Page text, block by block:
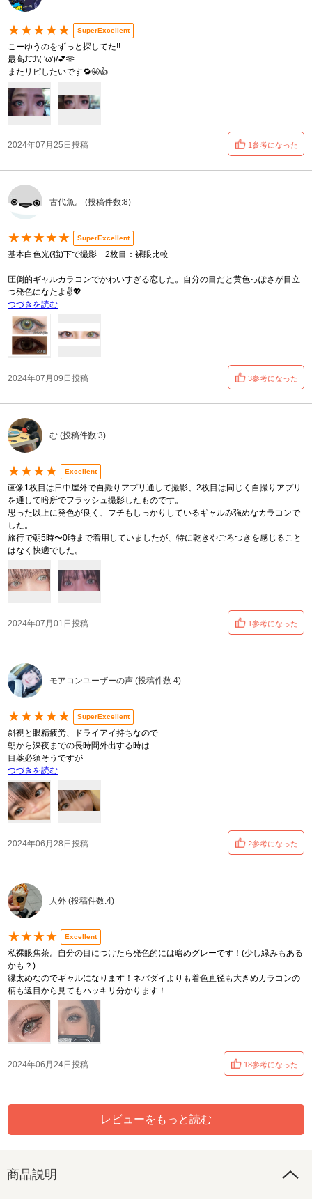
★★★★★ SuperExcellent
こーゆうのをずっと探してた!!
最高⤴⤴⤴\( 'ω')/💕🫶
またリピしたいです🔁🤩👍
2024年07月25日投稿 1参考になった
古代魚。 (投稿件数:8)
★★★★★ SuperExcellent
基本白色光(強)下で撮影 2枚目：裸眼比較
圧倒的ギャルカラコンでかわいすぎる恋した。自分の目だと黄色っぽさが目立
つ発色になたよ✌️💖
つづきを読む
2024年07月09日投稿 3参考になった
む (投稿件数:3)
★★★★ Excellent
画像1枚目は日中屋外で自撮りアプリ通して撮影、2枚目は同じく自撮りアプリ
を通して暗所でフラッシュ撮影したものです。
思った以上に発色が良く、フチもしっかりしているギャルみ強めなカラコンで
した。
旅行で朝5時〜0時まで着用していましたが、特に乾きやごろつきを感じること
はなく快適でした。
2024年07月01日投稿 1参考になった
モアコンユーザーの声 (投稿件数:4)
★★★★★ SuperExcellent
斜視と眼精疲労、ドライアイ持ちなので
朝から深夜までの長時間外出する時は
目薬必須そうですが
つづきを読む
2024年06月28日投稿 2参考になった
人外 (投稿件数:4)
★★★★ Excellent
私裸眼焦茶。自分の目につけたら発色的には暗めグレーです！(少し緑みもある
かも？)
縁太めなのでギャルになります！ネバダイよりも着色直径も大きめカラコンの
柄も遠目から見てもハッキリ分かります！
2024年06月24日投稿 18参考になった
レビューをもっと読む
商品説明